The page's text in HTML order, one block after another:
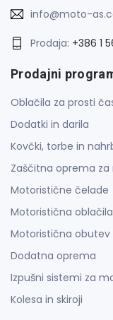
info@moto-
Prodaja: +386 1
Prodajni
Oblačila za prosti
Dodatki in darila
Kovčki, torbe in
Zaščitna oprema
Motoristične čelade
Motoristična oblačila
Motoristična obutev
Dodatna oprema
Izpušni sistemi za
Kolesa in skiroji